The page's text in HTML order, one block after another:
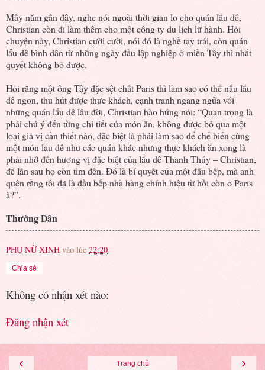
Mấy năm gần đây, nghe nói ngoài thời gian lo cho quán lẩu dê,
Christian còn đi làm thêm cho một công ty du lịch lữ hành. Hỏi
chuyện này, Christian cười cười, nói đó là nghề tay trái, còn quán
lẩu dê bình dân từ những ngày đầu lập nghiệp ở miền Tây thì nhất
quyết không bỏ được.
Hỏi rằng một ông Tây đặc sệt chất Paris thì làm sao có thể nấu lẩu
dê ngon, thu hút được thực khách, cạnh tranh ngang ngửa với
những quán lẩu dê lâu đời, Christian hào hứng nói: “Quan trọng là
phải chú ý đến từng chi tiết của món ăn, không được bỏ qua một
loại gia vị cần thiết nào, đặc biệt là phải làm sao để chế biến cùng
một món lẩu dê như các quán khác nhưng thực khách ăn xong là
phải nhớ đến hương vị đặc biệt của lẩu dê Thanh Thúy – Christian,
để lần sau họ còn tìm đến. Đó là bí quyết của một đầu bếp, mà anh
quên rằng tôi đã là đầu bếp nhà hàng chính hiệu từ hồi còn ở Paris
à?”.
Thường Dân
PHỤ NỮ XINH vào lúc 22:20
Chia sẻ
Không có nhận xét nào:
Đăng nhận xét
‹ ›
Trang chủ